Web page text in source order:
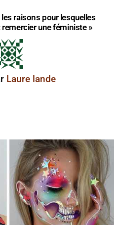
raisons pour lesquelles
une féministe »
Laure lande